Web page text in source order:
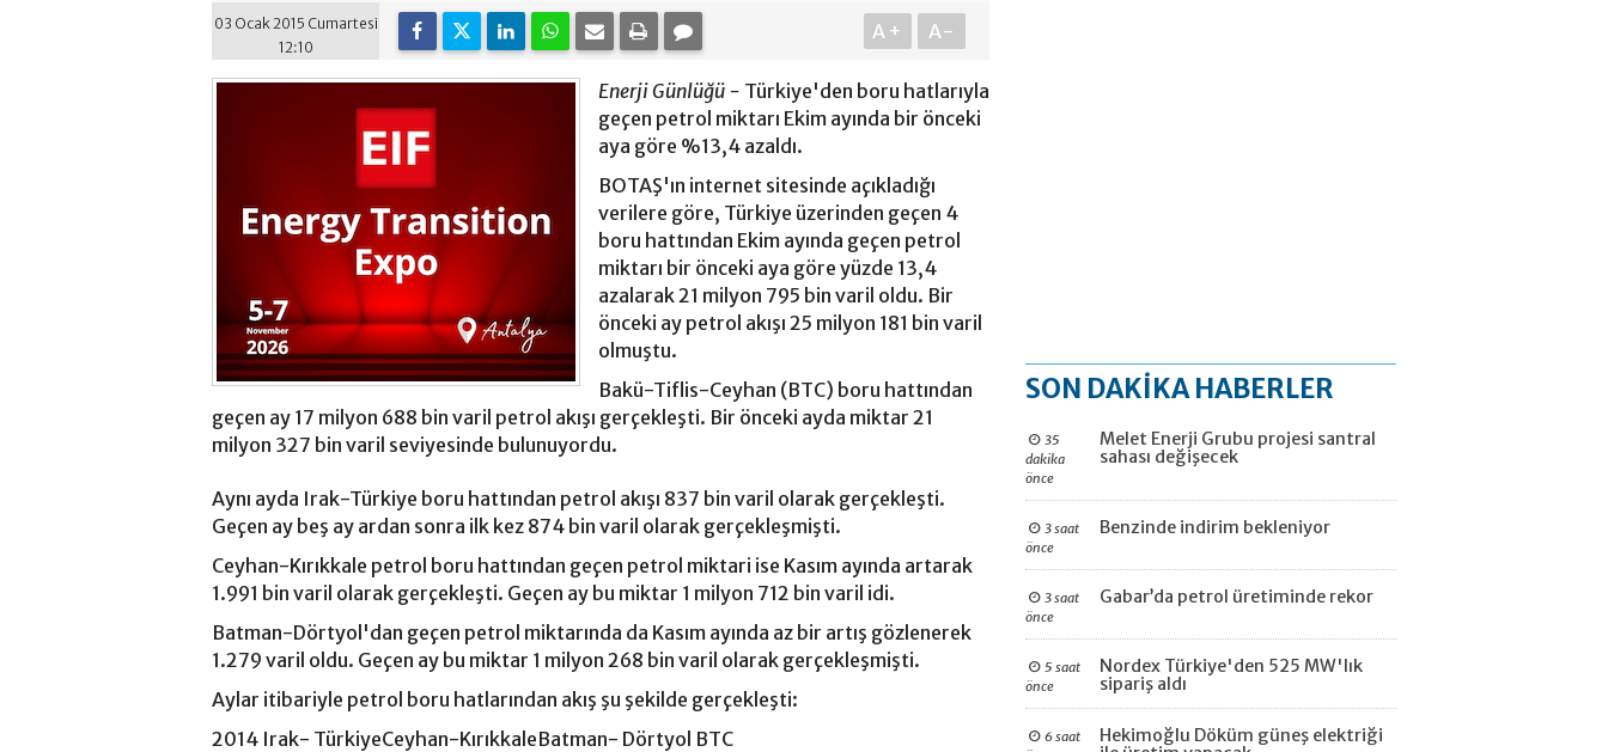
03 Ocak 2015 Cumartesi
12:10
A+ A-
Enerji Günlüğü - Türkiye'den boru hatlarıyla
geçen petrol miktarı Ekim ayında bir önceki
aya göre %13,4 azaldı.
BOTAŞ'ın internet sitesinde açıkladığı
verilere göre, Türkiye üzerinden geçen 4
boru hattından Ekim ayında geçen petrol
miktarı bir önceki aya göre yüzde 13,4
azalarak 21 milyon 795 bin varil oldu. Bir
önceki ay petrol akışı 25 milyon 181 bin varil
olmuştu.
Bakü-Tiflis-Ceyhan (BTC) boru hattından
geçen ay 17 milyon 688 bin varil petrol akışı gerçekleşti. Bir önceki ayda miktar 21
milyon 327 bin varil seviyesinde bulunuyordu.
Aynı ayda Irak-Türkiye boru hattından petrol akışı 837 bin varil olarak gerçekleşti.
Geçen ay beş ay ardan sonra ilk kez 874 bin varil olarak gerçekleşmişti.
Ceyhan-Kırıkkale petrol boru hattından geçen petrol miktari ise Kasım ayında artarak
1.991 bin varil olarak gerçekleşti. Geçen ay bu miktar 1 milyon 712 bin varil idi.
Batman-Dörtyol'dan geçen petrol miktarında da Kasım ayında az bir artış gözlenerek
1.279 varil oldu. Geçen ay bu miktar 1 milyon 268 bin varil olarak gerçekleşmişti.
Aylar itibariyle petrol boru hatlarından akış şu şekilde gerçekleşti:
2014 Irak- TürkiyeCeyhan-KırıkkaleBatman- Dörtyol BTC
SON DAKİKA HABERLER
35
dakika
önce
Melet Enerji Grubu projesi santral
sahası değişecek
3 saat
önce
Benzinde indirim bekleniyor
3 saat
önce
Gabar’da petrol üretiminde rekor
5 saat
önce
Nordex Türkiye'den 525 MW'lık
sipariş aldı
6 saat
Hekimoğlu Döküm güneş elektriği